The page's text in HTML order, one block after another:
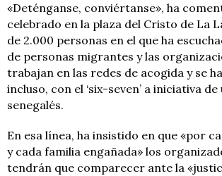
«Deténganse, conviértanse», ha
celebrado en la plaza del Cristo de La
de 2.000 personas en el que ha
de personas migrantes y las
trabajan en las redes de acogida y se
incluso, con el ‘six-seven’ a iniciativa
senegalés.
En esa línea, ha insistido en que «por
y cada familia engañada» los
tendrán que comparecer ante la